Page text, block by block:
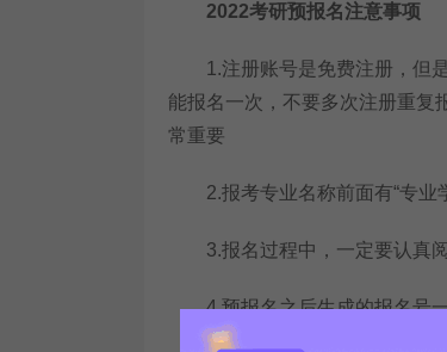
2022考研预报名注意事项
1.注册账号是免费注册，但
能报名一次，不要多次注册重复
常重要
2.报考专业名称前面有“专业
3.报名过程中，一定要认真阅
4.预报名之后生成的报名号